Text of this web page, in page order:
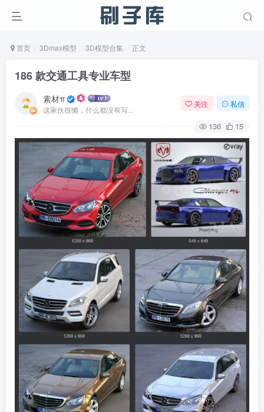
首页 3Dmax模型 3D模型合集 正文
186 款交通工具专业车型
素材π
这家伙很懒，什么都没有写...
关注 私信
136 15